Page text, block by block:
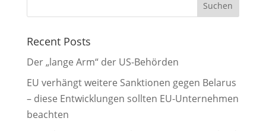
Recent Posts
Der „lange Arm“ der US-Behörden
EU verhängt weitere Sanktionen gegen Belarus
– diese Entwicklungen sollten EU-Unternehmen
beachten